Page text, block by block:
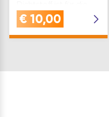
Abdichtung von
Anschlussfugen
Fenster-/Türrahmen
€ 10,00